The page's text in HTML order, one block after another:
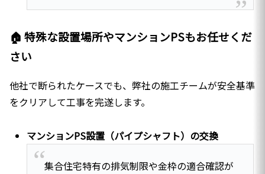
🏠 特殊な設置場所やマンションPSもお任せくだ
さい
他社で断られたケースでも、弊社の施工チームが安全基準
をクリアして工事を完遂します。
マンションPS設置（パイプシャフト）の交換
集合住宅特有の排気制限や金枠の適合確認が